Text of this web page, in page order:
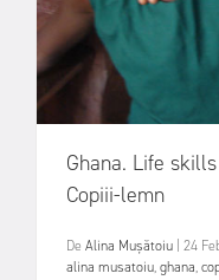
Ghana. Life
Copiii-lemn
De Alina Mușătoiu 24
alina musatoiu,ghana,